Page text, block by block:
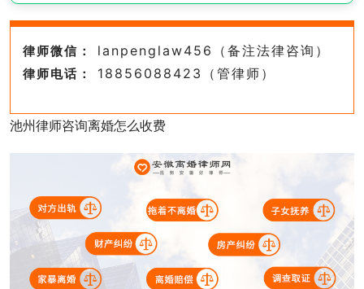
律师微信： lanpenglaw456（备注法律咨询）
律师电话： 18856088423（管律师）
池州律师咨询离婚怎么收费